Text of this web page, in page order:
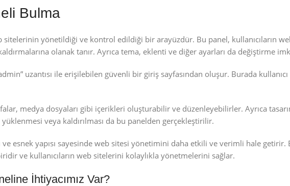
Bulma
yönetildiği ve kontrol edildiği bir arayüzdür. Bu panel, kullanıcıların
olanak tanır. Ayrıca tema, eklenti ve diğer ayarları da değiştirme
uzantısı ile erişilebilen güvenli bir giriş sayfasından oluşur. Burada kullanıcı
medya dosyaları gibi içerikleri oluşturabilir ve düzenleyebilirler. Ayrıca
veya kaldırılması da bu panelden gerçekleştirilir.
esnek yapısı sayesinde web sitesi yönetimini daha etkili ve verimli hale getirir.
ve kullanıcıların web sitelerini kolaylıkla yönetmelerini sağlar.
İhtiyacımız Var?